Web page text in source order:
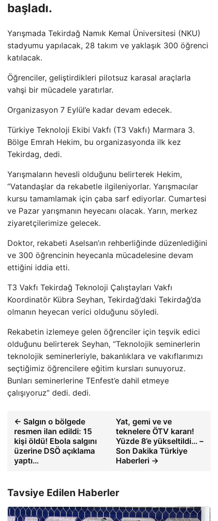
başladı.
Yarışmada Tekirdağ Namık Kemal Üniversitesi (NKU)
stadyumu yapılacak, 28 takım ve yaklaşık 300 öğrenci
katılacak.
Öğrenciler, geliştirdikleri pilotsuz karasal araçlarla
vahşi bir mücadele yaratırlar.
Organizasyon 7 Eylül’e kadar devam edecek.
Türkiye Teknoloji Ekibi Vakfı (T3 Vakfı) Marmara 3.
Bölge Emrah Hekim, bu organizasyonda ilk kez
Tekirdag, dedi.
Yarışmaların hevesli olduğunu belirterek Hekim,
“Vatandaşlar da rekabetle ilgileniyorlar. Yarışmacılar
kursu tamamlamak için çaba sarf ediyorlar. Cumartesi
ve Pazar yarışmanın heyecanı olacak. Yarın, merkez
ziyaretçilerimize gelecek.
Doktor, rekabeti Aselsan’ın rehberliğinde düzenlediğini
ve 300 öğrencinin heyecanla mücadelesine devam
ettiğini iddia etti.
T3 Vakfı Tekirdağ Teknoloji Çalıştayları Vakfı
Koordinatör Kübra Seyhan, Tekirdağ’daki Tekirdağ’da
olmanın heyecan verici olduğunu söyledi.
Rekabetin izlemeye gelen öğrenciler için teşvik edici
olduğunu belirterek Seyhan, “Teknolojik seminerlerin
teknolojik seminerleriyle, bakanlıklara ve vakıflarımızı
seçtiğimiz öğrencilere eğitim kursları sunuyoruz.
Bunları seminerlerine TEnfest’e dahil etmeye
çalışıyoruz” dedi. dedi.
← Salgın o bölgede
resmen ilan edildi: 15
kişi öldü! Ebola salgını
üzerine DSÖ açıklama
yaptı…
Yat, gemi ve ve
teknelere ÖTV kararı!
Yüzde 8’e yükseltildi… –
Son Dakika Türkiye
Haberleri →
Tavsiye Edilen Haberler